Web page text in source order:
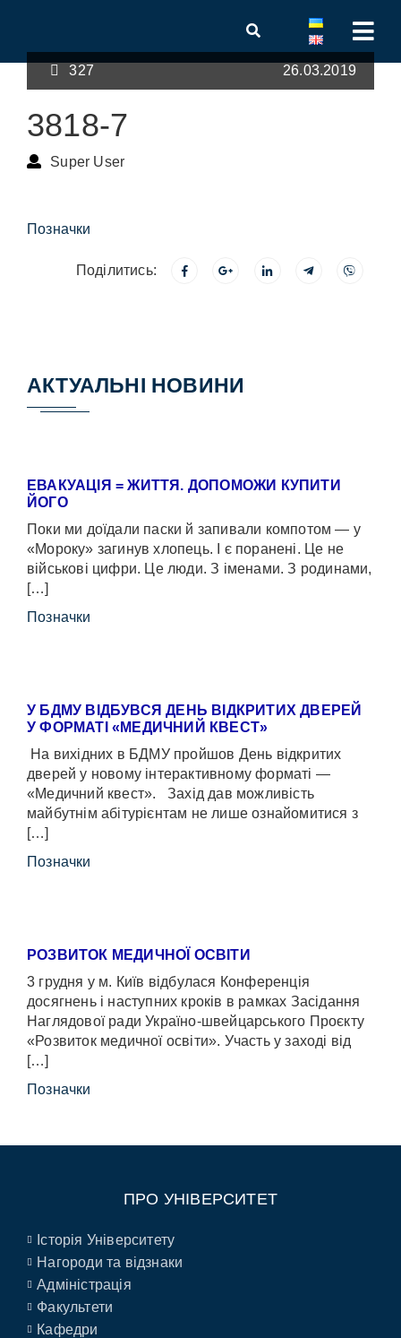
327 26.03.2019
3818-7
Super User
Позначки
Поділитись:
АКТУАЛЬНІ НОВИНИ
ЕВАКУАЦІЯ = ЖИТТЯ. ДОПОМОЖИ КУПИТИ
ЙОГО
Поки ми доїдали паски й запивали компотом — у
«Мороку» загинув хлопець. І є поранені. Це не
військові цифри. Це люди. З іменами. З родинами,
[…]
Позначки
У БДМУ ВІДБУВСЯ ДЕНЬ ВІДКРИТИХ ДВЕРЕЙ
У ФОРМАТІ «МЕДИЧНИЙ КВЕСТ»
На вихідних в БДМУ пройшов День відкритих
дверей у новому інтерактивному форматі —
«Медичний квест». Захід дав можливість
майбутнім абітурієнтам не лише ознайомитися з
[…]
Позначки
РОЗВИТОК МЕДИЧНОЇ ОСВІТИ
3 грудня у м. Київ відбулася Конференція
досягнень і наступних кроків в рамках Засідання
Наглядової ради Україно-швейцарського Проєкту
«Розвиток медичної освіти». Участь у заході від
[…]
Позначки
ПРО УНІВЕРСИТЕТ
Історія Університету
Нагороди та відзнаки
Адміністрація
Факультети
Кафедри